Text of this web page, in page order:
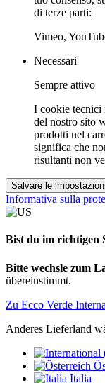
di terze parti:
Vimeo,
Necessari
Sempre attivo
I cookie tecnici
del nostro sito
prodotti nel
significa che
risultanti non
Salvare le impostazioni
Informativa sulla
Bist du im richtigen
Bitte wechsle zum
übereinstimmt.
Zu Ecco Verde
Anderes Lieferland
Italia